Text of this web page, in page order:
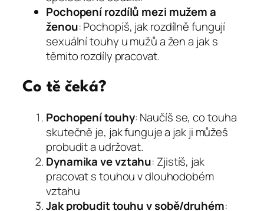
Pochopení rozdílů mezi mužem a
ženou: Pochopíš, jak rozdílně fungují
sexuální touhy u mužů a žen a jak s
těmito rozdíly pracovat.
Co tě čeká?
Pochopení touhy: Naučíš se, co touha
skutečně je, jak funguje a jak ji můžeš
probudit a udržovat.
Dynamika ve vztahu: Zjistíš, jak
pracovat s touhou v dlouhodobém
vztahu
Jak probudit touhu v sobě/druhém: